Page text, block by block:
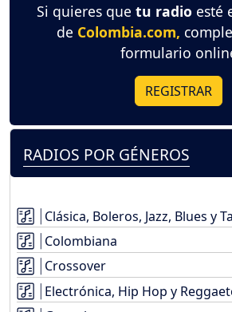
Si quieres que tu radio esté
de Colombia.com,
formulario
REGISTRAR
RADIOS POR GÉNEROS
Clásica, Boleros, Jazz, Blues y
Colombiana
Crossover
Electrónica, Hip Hop y